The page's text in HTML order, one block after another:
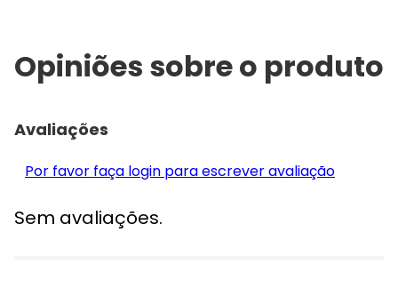
Opiniões sobre o produto
Avaliações
Por favor faça login para escrever avaliação
Sem avaliações.